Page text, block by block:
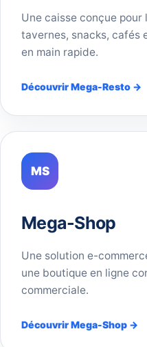
Une caisse conçue pour
tavernes, snacks, cafés
en main rapide.
Découvrir Mega-Resto →
MS
Mega-Shop
Une solution e-
une boutique en ligne
commerciale.
Découvrir Mega-Shop →